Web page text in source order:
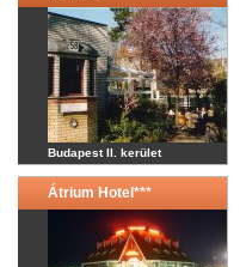
Budapest II. kerület
Átrium Hotel***